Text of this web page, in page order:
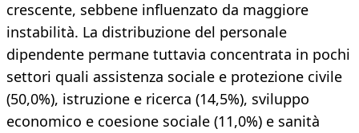
crescente, sebbene influenzato da maggiore
instabilità. La distribuzione del personale
dipendente permane tuttavia concentrata in pochi
settori quali assistenza sociale e protezione civile
(50,0%), istruzione e ricerca (14,5%), sviluppo
economico e coesione sociale (11,0%) e sanità